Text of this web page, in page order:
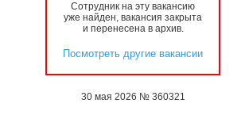
Сотрудник на эту вакансию
уже найден, вакансия закрыта
и перенесена в архив.
Посмотреть другие вакансии
30 мая 2026 № 360321